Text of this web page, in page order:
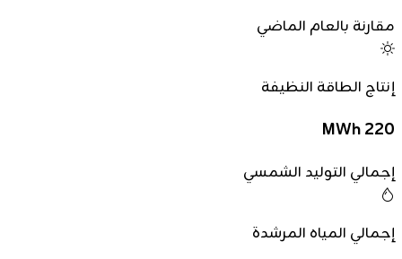
مقارنة بالعام الماضي
إنتاج الطاقة النظيفة
220 MWh
إجمالي التوليد الشمسي
إجمالي المياه المرشدة